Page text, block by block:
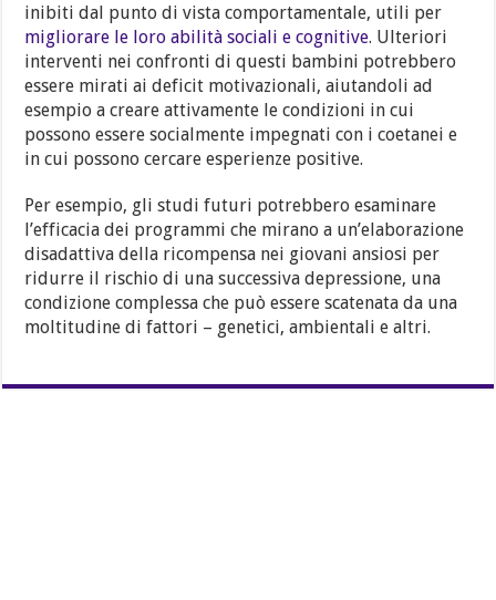
inibiti dal punto di vista comportamentale, utili per
migliorare le loro abilità sociali e cognitive. Ulteriori
interventi nei confronti di questi bambini potrebbero
essere mirati ai deficit motivazionali, aiutandoli ad
esempio a creare attivamente le condizioni in cui
possono essere socialmente impegnati con i coetanei e
in cui possono cercare esperienze positive.
Per esempio, gli studi futuri potrebbero esaminare
l’efficacia dei programmi che mirano a un’elaborazione
disadattiva della ricompensa nei giovani ansiosi per
ridurre il rischio di una successiva depressione, una
condizione complessa che può essere scatenata da una
moltitudine di fattori – genetici, ambientali e altri.